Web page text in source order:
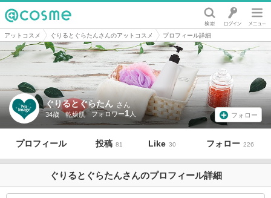
@cosme
アットコスメ ぐりるとぐらたんさんのアットコスメ プロフィール詳細
ぐりるとぐらたん さん
34歳 乾燥肌 1 フォロー
プロフィール 投稿 81 Like 30 フォロー 226
ぐりるとぐらたんさんのプロフィール詳細